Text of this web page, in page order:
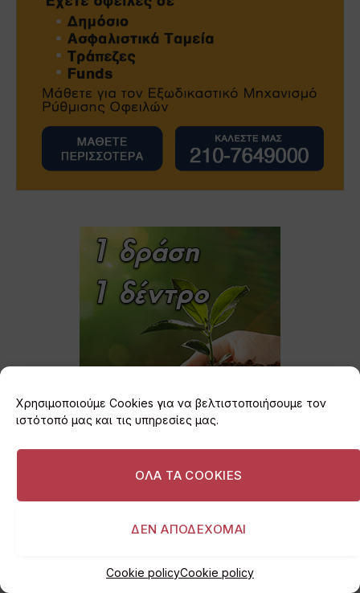
Χρησιμοποιούμε Cookies για να βελτιστοποιήσουμε τον
ιστότοπό μας και τις υπηρεσίες μας.
ΟΛΑ ΤΑ COOKIES
ΔΕΝ ΑΠΟΔΕΧΟΜΑΙ
Cookie policyCookie policy